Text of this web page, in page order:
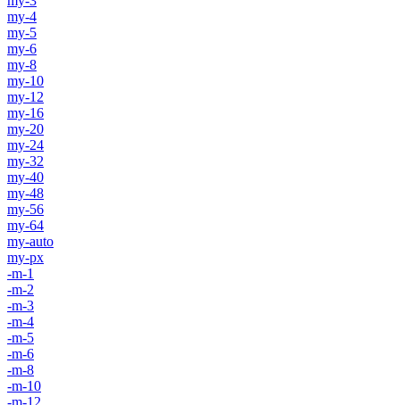
my-4
my-5
my-6
my-8
my-10
my-12
my-16
my-20
my-24
my-32
my-40
my-48
my-56
my-64
my-auto
my-px
-m-1
-m-2
-m-3
-m-4
-m-5
-m-6
-m-8
-m-10
-m-12